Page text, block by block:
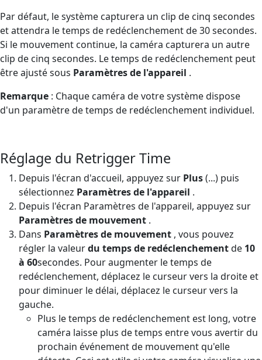
Par défaut, le système capturera un clip de cinq secondes
et attendra le temps de redéclenchement de 30 secondes.
Si le mouvement continue, la caméra capturera un autre
clip de cinq secondes. Le temps de redéclenchement peut
être ajusté sous Paramètres de l'appareil .
Remarque : Chaque caméra de votre système dispose
d'un paramètre de temps de redéclenchement individuel.
Réglage du Retrigger Time
Depuis l'écran d'accueil, appuyez sur Plus(...) puis
sélectionnez Paramètres de l'appareil .
Depuis l'écran Paramètres de l'appareil, appuyez sur
Paramètres de mouvement .
Dans Paramètres de mouvement , vous pouvez
régler la valeurdu temps de redéclenchementde 10
à 60secondes. Pour augmenter le temps de
redéclenchement, déplacez le curseur vers la droite et
pour diminuer le délai, déplacez le curseur vers la
gauche.
Plus le temps de redéclenchement est long, votre
caméra laisse plus de temps entre vous avertir du
prochain événement de mouvement qu'elle